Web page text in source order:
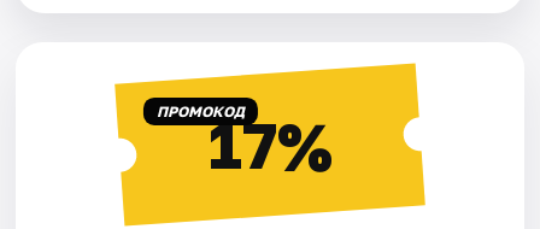
ПРОМОКОД17%